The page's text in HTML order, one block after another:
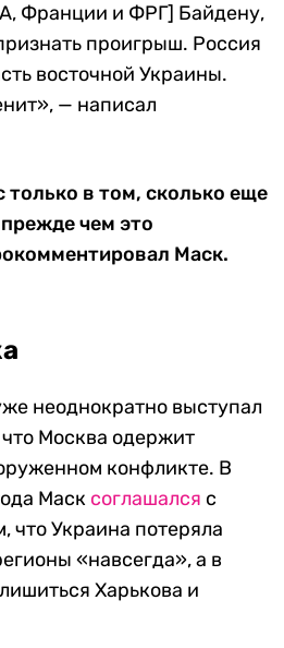
Франции и ФРГ] Байдену,
проигрыш. Россия
восточной Украины.
— написал
в том, сколько еще
чем это
Маск.
неоднократно выступал
Москва одержит
конфликте. В
Маск соглашался с
что Украина потеряла
«навсегда», а в
Харькова и